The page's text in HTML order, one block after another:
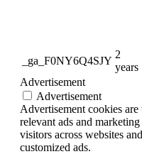
_ga_F0NY6Q4SJY
2
years
Advertisement
Advertisement
Advertisement cookies
relevant ads and
visitors across websites
customized ads.